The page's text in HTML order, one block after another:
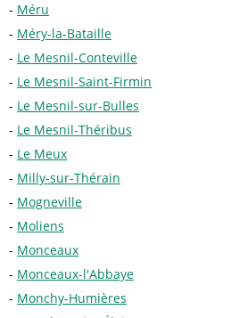
Méru
Méry-la-Bataille
Le Mesnil-Conteville
Le Mesnil-Saint-Firmin
Le Mesnil-sur-Bulles
Le Mesnil-Théribus
Le Meux
Milly-sur-Thérain
Mogneville
Moliens
Monceaux
Monceaux-l'Abbaye
Monchy-Humières